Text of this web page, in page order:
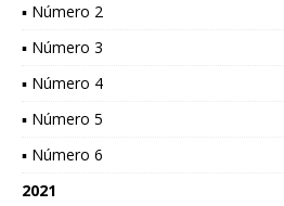
▪ Número 2
▪ Número 3
▪ Número 4
▪ Número 5
▪ Número 6
2021